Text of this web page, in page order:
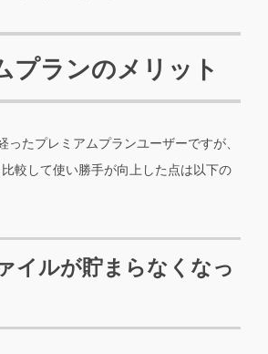
プランのメリット
ったプレミアムプランユーザーですが、
較して使い勝手が向上した点は以下の
イルが貯まらなくなっ